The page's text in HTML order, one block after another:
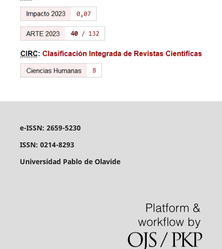
e-ISSN: 2659-5230
ISSN: 0214-8293
Universidad Pablo de Olavide